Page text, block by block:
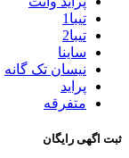
تیبا1
تیبا2
ساینا
نیسان تک گانه
پراید
متفرقه
ثبت اگهی رایگان